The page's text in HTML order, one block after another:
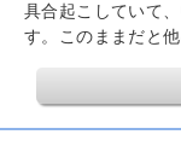
具合起こしていて
す。このままだと